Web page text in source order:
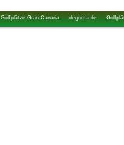
Golfplätze Gran Canaria degoma.de